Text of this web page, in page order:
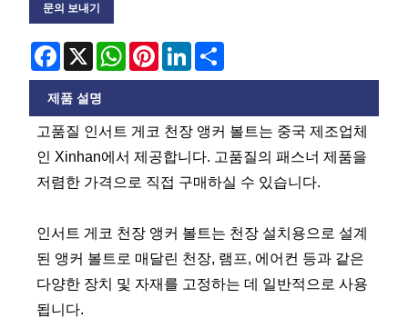
문의 보내기
Facebook
X WhatsApp
PinterestLinkedIn
제품 설명
고품질 인서트 게코 천장 앵커 볼트는 중국 제조업체
인 Xinhan에서 제공합니다. 고품질의 패스너 제품을
저렴한 가격으로 직접 구매하실 수 있습니다.
인서트 게코 천장 앵커 볼트는 천장 설치용으로 설계
된 앵커 볼트로 매달린 천장, 램프, 에어컨 등과 같은
다양한 장치 및 자재를 고정하는 데 일반적으로 사용
됩니다.